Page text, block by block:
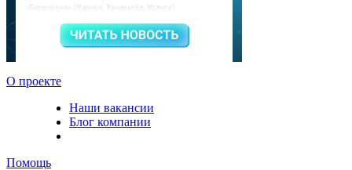
О проекте
Наши вакансии
Блог компании
Помощь